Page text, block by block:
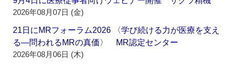
2026年08月07日 (金)
21日にMRフォーラム2026 〈学び続ける力が医療を支え
る―問われるMRの真価〉 MR認定センター
2026年08月06日 (木)